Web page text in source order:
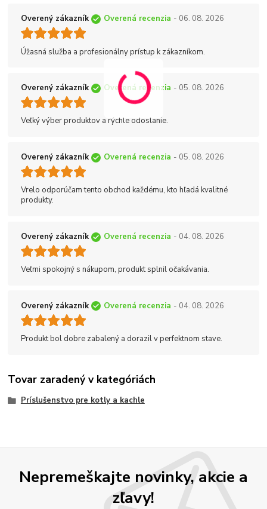
Overený zákazník Overená recenzia - 06. 08. 2026
Úžasná služba a profesionálny prístup k zákazníkom.
Overený zákazník Overená recenzia - 05. 08. 2026
Veľký výber produktov a rýchle odoslanie.
Overený zákazník Overená recenzia - 05. 08. 2026
Vrelo odporúčam tento obchod každému, kto hľadá kvalitné
produkty.
Overený zákazník Overená recenzia - 04. 08. 2026
Veľmi spokojný s nákupom, produkt splnil očakávania.
Overený zákazník Overená recenzia - 04. 08. 2026
Produkt bol dobre zabalený a dorazil v perfektnom stave.
Tovar zaradený v kategóriách
Príslušenstvo pre kotly a kachle
Nepremeškajte novinky, akcie a
zľavy!